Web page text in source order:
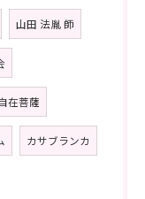
山田 法胤 師
在菩薩
カサブランカ